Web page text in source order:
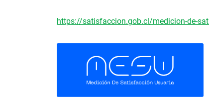
https://satisfaccion.gob.cl/medicion-de-